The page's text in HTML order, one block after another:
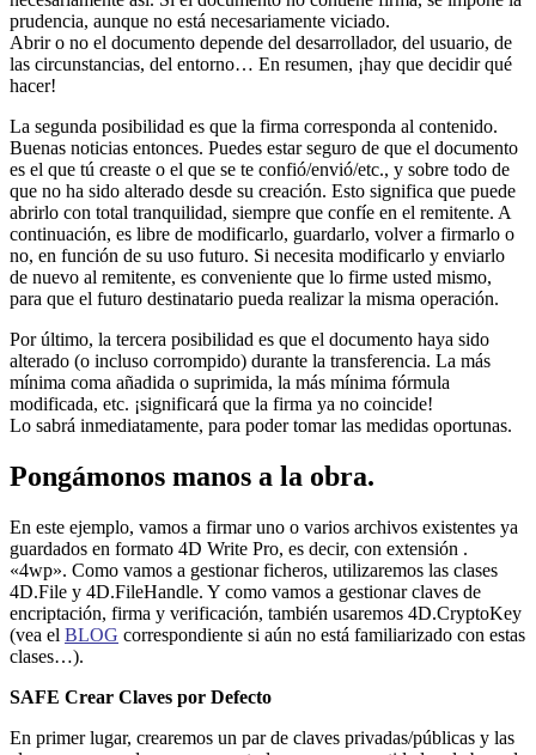
prudencia, aunque no está necesariamente viciado.
Abrir o no el documento depende del desarrollador, del usuario, de
las circunstancias, del entorno… En resumen, ¡hay que decidir qué
hacer!
La segunda posibilidad es que la firma corresponda al contenido.
Buenas noticias entonces. Puedes estar seguro de que el documento
es el que tú creaste o el que se te confió/envió/etc., y sobre todo de
que no ha sido alterado desde su creación. Esto significa que puede
abrirlo con total tranquilidad, siempre que confíe en el remitente. A
continuación, es libre de modificarlo, guardarlo, volver a firmarlo o
no, en función de su uso futuro. Si necesita modificarlo y enviarlo
de nuevo al remitente, es conveniente que lo firme usted mismo,
para que el futuro destinatario pueda realizar la misma operación.
Por último, la tercera posibilidad es que el documento haya sido
alterado (o incluso corrompido) durante la transferencia. La más
mínima coma añadida o suprimida, la más mínima fórmula
modificada, etc. ¡significará que la firma ya no coincide!
Lo sabrá inmediatamente, para poder tomar las medidas oportunas.
Pongámonos manos a la obra.
En este ejemplo, vamos a firmar uno o varios archivos existentes ya
guardados en formato 4D Write Pro, es decir, con extensión .
«4wp». Como vamos a gestionar ficheros, utilizaremos las clases
4D.File y 4D.FileHandle. Y como vamos a gestionar claves de
encriptación, firma y verificación, también usaremos 4D.CryptoKey
(vea el BLOG correspondiente si aún no está familiarizado con estas
clases…).
SAFE Crear Claves por Defecto
En primer lugar, crearemos un par de claves privadas/públicas y las